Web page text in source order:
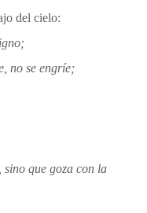
del cielo:
no se engríe;
que goza con la